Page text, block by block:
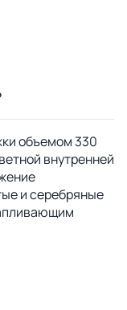
объемом 330
внутренней
и серебряные